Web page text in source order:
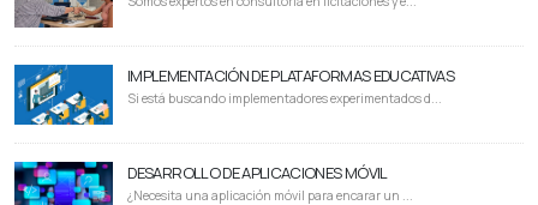
IMPLEMENTACIÓN DE PLATAFORMAS EDUCATIVAS
Si está buscando implementadores experimentados d...
DESARROLLO DE APLICACIONES MÓVIL
¿Necesita una aplicación móvil para encarar un ...